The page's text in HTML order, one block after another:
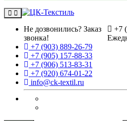
+7
Не дозвонились? Заказ
звонка!
+7 (903) 889-26-79
+7 (905) 157-88-33
+7 (906) 513-83-31
+7 (920) 674-01-22
info@ck-textil.ru